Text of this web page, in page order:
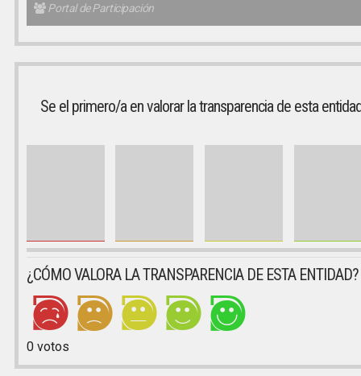
Portal de Participación
Se el primero/a en valorar la transparencia de esta
¿CÓMO VALORA LA TRANSPARENCIA DE ESTA ENTIDAD?
0votos